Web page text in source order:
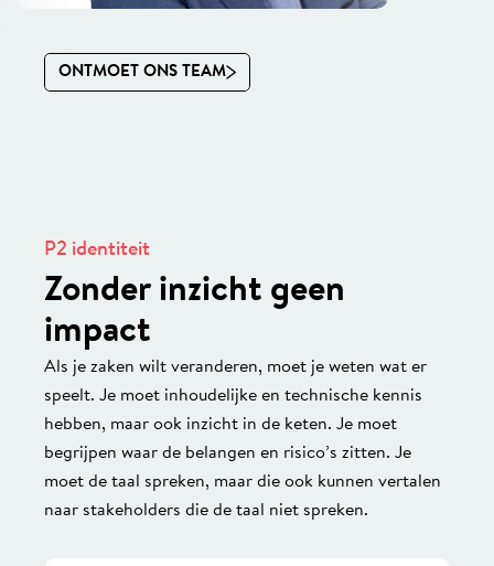
ONTMOET ONS TEAM
P2 identiteit
Zonder inzicht geen
impact
Als je zaken wilt veranderen, moet je weten wat er
speelt. Je moet inhoudelijke en technische kennis
hebben, maar ook inzicht in de keten. Je moet
begrijpen waar de belangen en risico’s zitten. Je
moet de taal spreken, maar die ook kunnen vertalen
naar stakeholders die de taal niet spreken.